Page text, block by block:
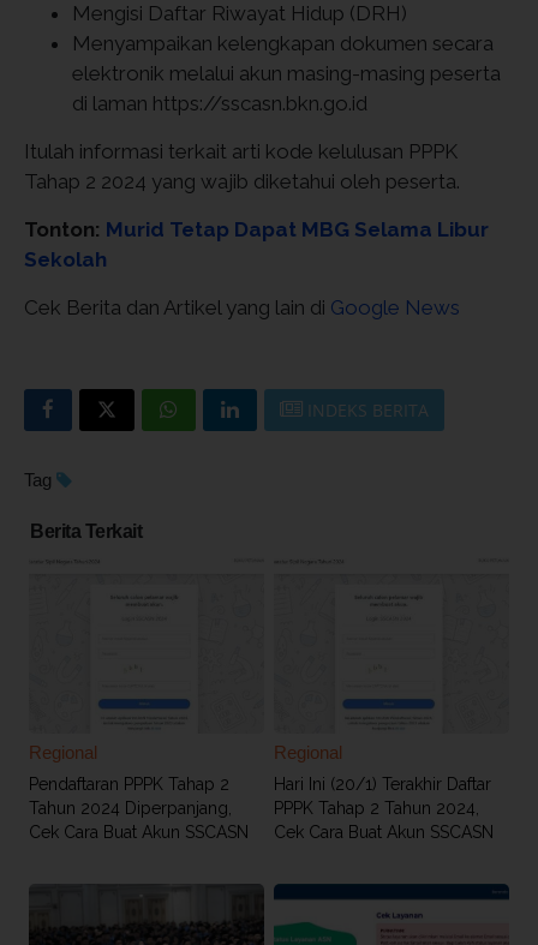
Mengisi Daftar Riwayat Hidup (DRH)
Menyampaikan kelengkapan dokumen secara
elektronik melalui akun masing-masing peserta
di laman https://sscasn.bkn.go.id
Itulah informasi terkait arti kode kelulusan PPPK
Tahap 2 2024 yang wajib diketahui oleh peserta.
Tonton: Murid Tetap Dapat MBG Selama Libur
Sekolah
Cek Berita dan Artikel yang lain di Google News
INDEKS BERITA
Tag
Berita Terkait
Regional
Pendaftaran PPPK Tahap 2
Tahun 2024 Diperpanjang,
Cek Cara Buat Akun SSCASN
Regional
Hari Ini (20/1) Terakhir Daftar
PPPK Tahap 2 Tahun 2024,
Cek Cara Buat Akun SSCASN